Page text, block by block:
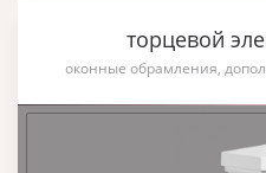
торцевой
оконные обрамления,